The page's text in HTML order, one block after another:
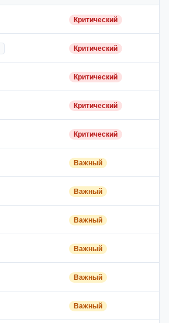
Критический
Критический
Критический
Критический
Критический
Важный
Важный
Важный
Важный
Важный
Важный